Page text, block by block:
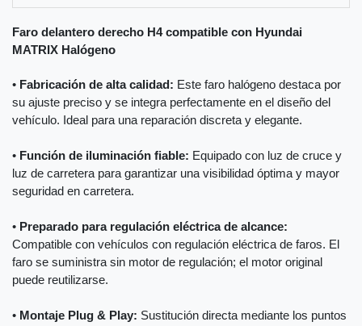
Faro delantero derecho H4 compatible con Hyundai
MATRIX Halógeno
• Fabricación de alta calidad: Este faro halógeno destaca por
su ajuste preciso y se integra perfectamente en el diseño del
vehículo. Ideal para una reparación discreta y elegante.
• Función de iluminación fiable: Equipado con luz de cruce y
luz de carretera para garantizar una visibilidad óptima y mayor
seguridad en carretera.
• Preparado para regulación eléctrica de alcance:
Compatible con vehículos con regulación eléctrica de faros. El
faro se suministra sin motor de regulación; el motor original
puede reutilizarse.
• Montaje Plug & Play: Sustitución directa mediante los puntos